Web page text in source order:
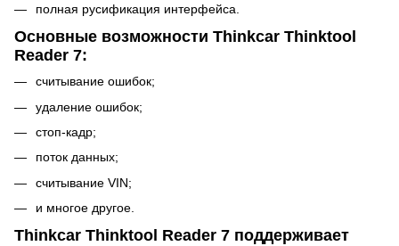
полная русификация интерфейса.
Основные возможности Thinkcar Thinktool
Reader 7:
считывание ошибок;
удаление ошибок;
стоп-кадр;
поток данных;
считывание VIN;
и многое другое.
Thinkcar Thinktool Reader 7 поддерживает